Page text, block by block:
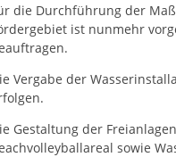
die Durchführung der
ist nunmehr
Vergabe der
Gestaltung der
sowie